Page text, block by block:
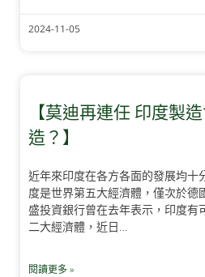
2024-11-05
【莫迪再連任 印度製
造？】
近年來印度在各方各面的發展均十
度是世界第五大經濟體，僅次於德
盛投資銀行曾在去年表示，印度有
二大經濟體，近日…
閱讀更多 »